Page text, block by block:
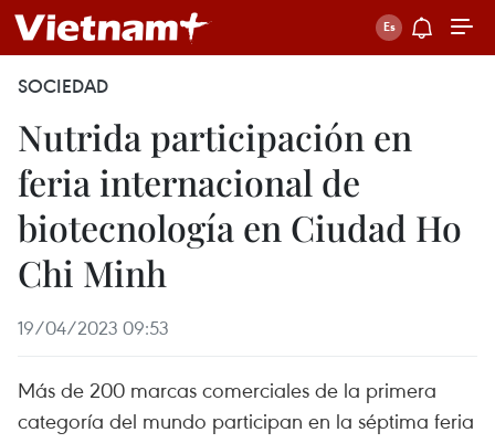
SOCIEDAD
Nutrida participación en
feria internacional de
biotecnología en Ciudad Ho
Chi Minh
19/04/2023 09:53
Más de 200 marcas comerciales de la primera
categoría del mundo participan en la séptima feria